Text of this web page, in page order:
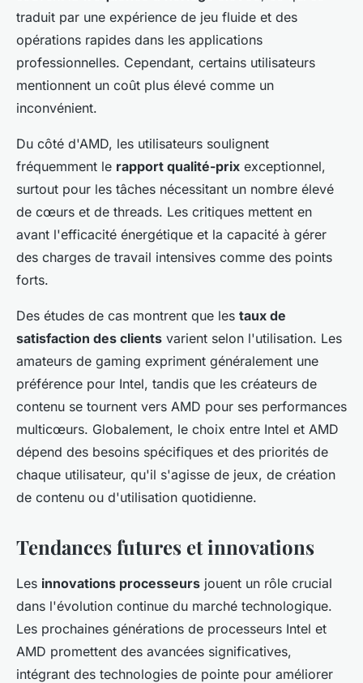
traduit par une expérience de jeu fluide et des
opérations rapides dans les applications
professionnelles. Cependant, certains utilisateurs
mentionnent un coût plus élevé comme un
inconvénient.
Du côté d'AMD, les utilisateurs soulignent
fréquemment le rapport qualité-prix exceptionnel,
surtout pour les tâches nécessitant un nombre élevé
de cœurs et de threads. Les critiques mettent en
avant l'efficacité énergétique et la capacité à gérer
des charges de travail intensives comme des points
forts.
Des études de cas montrent que les taux de
satisfaction des clients varient selon l'utilisation. Les
amateurs de gaming expriment généralement une
préférence pour Intel, tandis que les créateurs de
contenu se tournent vers AMD pour ses performances
multicœurs. Globalement, le choix entre Intel et AMD
dépend des besoins spécifiques et des priorités de
chaque utilisateur, qu'il s'agisse de jeux, de création
de contenu ou d'utilisation quotidienne.
Tendances futures et innovations
Les innovations processeurs jouent un rôle crucial
dans l'évolution continue du marché technologique.
Les prochaines générations de processeurs Intel et
AMD promettent des avancées significatives,
intégrant des technologies de pointe pour améliorer